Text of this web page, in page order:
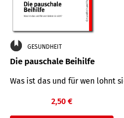
GESUNDHEIT
Die pauschale Beihilfe
Was ist das und für wen lohnt
2,50 €